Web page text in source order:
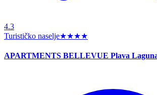
4.3
Turističko naselje★★★★
APARTMENTS BELLEVUE Plava